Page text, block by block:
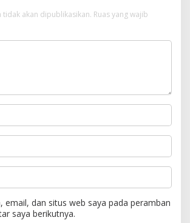
tidak akan dipublikasikan. Ruas yang wajib
email, dan situs web saya pada peramban
saya berikutnya.